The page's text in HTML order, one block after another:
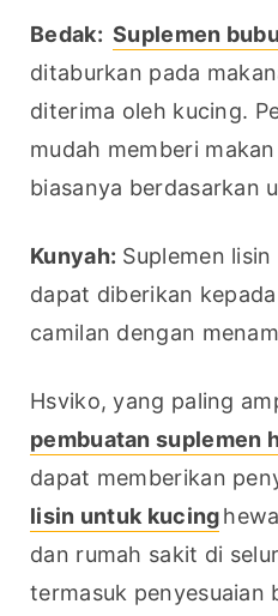
Bedak: Suplemen
ditaburkan pada
diterima oleh kucing.
mudah memberi
biasanya berdasarkan
Kunyah: Suplemen lisin
dapat diberikan
camilan dengan
Hsviko, yang paling
pembuatan suplemen
dapat memberikan
lisin untuk kucing
dan rumah sakit di
termasuk penyesuaian